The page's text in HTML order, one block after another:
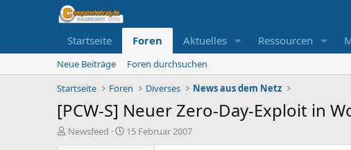
Startseite Foren Aktuelles Ressourcen
Neue Beiträge
Foren durchsuchen
Startseite
Foren Diverses News aus dem Netz
[PCW-S] Neuer Zero-Day-Exploit in
E
Newsfeed
E15 Februar 2007